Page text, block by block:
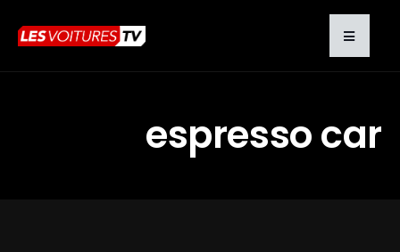
espresso car